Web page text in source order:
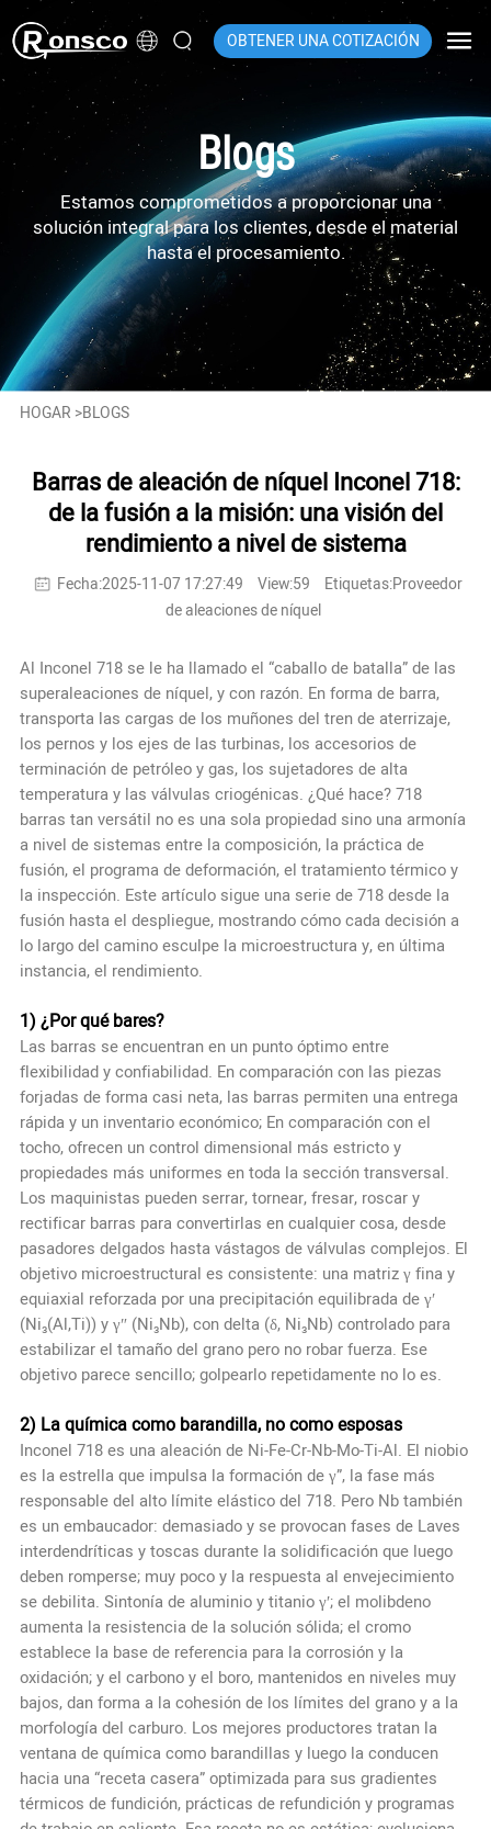
OBTENER UNA COTIZACIÓN
Blogs
Estamos comprometidos a proporcionar una
solución integral para los clientes, desde el material
hasta el procesamiento.
HOGAR >BLOGS
Barras de aleación de níquel Inconel 718:
de la fusión a la misión: una visión del
rendimiento a nivel de sistema
Fecha:2025-11-07 17:27:49 View:59
Etiquetas:Proveedor
de aleaciones de níquel
Al Inconel 718 se le ha llamado el “caballo de batalla” de las
superaleaciones de níquel, y con razón. En forma de barra,
transporta las cargas de los muñones del tren de aterrizaje,
los pernos y los ejes de las turbinas, los accesorios de
terminación de petróleo y gas, los sujetadores de alta
temperatura y las válvulas criogénicas. ¿Qué hace?718
barras tan versátil no es una sola propiedad sino una armonía
a nivel de sistemas entre la composición, la práctica de
fusión, el programa de deformación, el tratamiento térmico y
la inspección. Este artículo sigue una serie de 718 desde la
fusión hasta el despliegue, mostrando cómo cada decisión a
lo largo del camino esculpe la microestructura y, en última
instancia, el rendimiento.
1) ¿Por qué bares?
Las barras se encuentran en un punto óptimo entre
flexibilidad y confiabilidad. En comparación con las piezas
forjadas de forma casi neta, las barras permiten una entrega
rápida y un inventario económico; En comparación con el
tocho, ofrecen un control dimensional más estricto y
propiedades más uniformes en toda la sección transversal.
Los maquinistas pueden serrar, tornear, fresar, roscar y
rectificar barras para convertirlas en cualquier cosa, desde
pasadores delgados hasta vástagos de válvulas complejos. El
objetivo microestructural es consistente: una matriz γ fina y
equiaxial reforzada por una precipitación equilibrada de γ′
(Ni₃(Al,Ti)) y γ″ (Ni₃Nb), con delta (δ, Ni₃Nb) controlado para
estabilizar el tamaño del grano pero no robar fuerza. Ese
objetivo parece sencillo; golpearlo repetidamente no lo es.
2) La química como barandilla, no como esposas
Inconel 718 es una aleación de Ni-Fe-Cr-Nb-Mo-Ti-Al. El niobio
es la estrella que impulsa la formación de γ”, la fase más
responsable del alto límite elástico del 718. Pero Nb también
es un embaucador: demasiado y se provocan fases de Laves
interdendríticas y toscas durante la solidificación que luego
deben romperse; muy poco y la respuesta al envejecimiento
se debilita. Sintonía de aluminio y titanio γ′; el molibdeno
aumenta la resistencia de la solución sólida; el cromo
establece la base de referencia para la corrosión y la
oxidación; y el carbono y el boro, mantenidos en niveles muy
bajos, dan forma a la cohesión de los límites del grano y a la
morfología del carburo. Los mejores productores tratan la
ventana de química como barandillas y luego la conducen
hacia una “receta casera” optimizada para sus gradientes
térmicos de fundición, prácticas de refundición y programas